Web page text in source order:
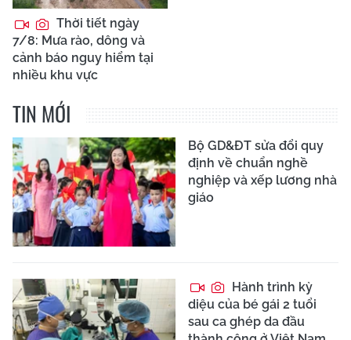
Thời tiết ngày
7/8: Mưa rào, dông và
cảnh báo nguy hiểm tại
nhiều khu vực
TIN MỚI
Bộ GD&ĐT sửa đổi quy
định về chuẩn nghề
nghiệp và xếp lương nhà
giáo
Hành trình kỳ
diệu của bé gái 2 tuổi
sau ca ghép da đầu